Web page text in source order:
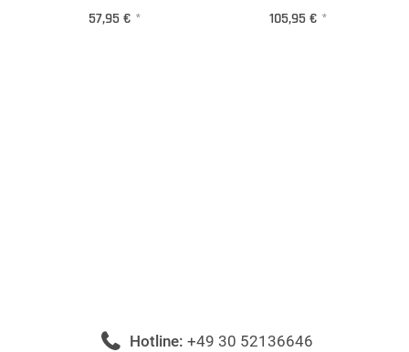
57,95 € * 105,95 € *
Hotline: +49 30 52136646